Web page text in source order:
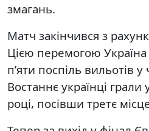
змагань.
Матч закінчився з
Цією перемогою
п’яти поспіль вильотів у
Востаннє українці грали
році, посівши третє